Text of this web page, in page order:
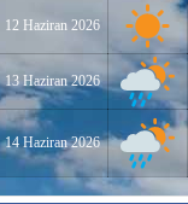
Sümeyye KAYA
Miraç Gecesi
Muhammed
12 Haziran 2026
13 Haziran 2026
14 Haziran 2026